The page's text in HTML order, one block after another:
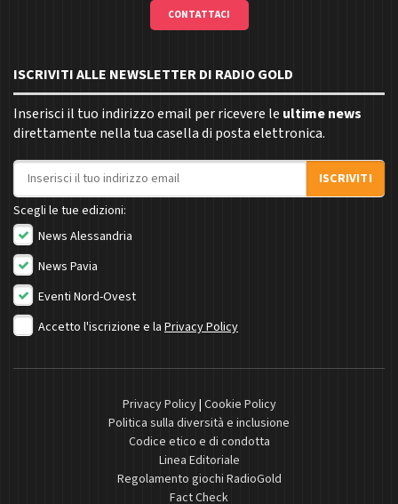
CONTATTACI
ISCRIVITI ALLE NEWSLETTER DI RADIO GOLD
Inserisci il tuo indirizzo email per ricevere le ultime news
direttamente nella tua casella di posta elettronica.
Indirizzo email
ISCRIVITI
Scegli le tue edizioni:
News Alessandria
News Pavia
Eventi Nord-Ovest
Accetto l'iscrizione e la Privacy Policy
Privacy Policy| Cookie Policy
Politica sulla diversità e inclusione
Codice etico e di condotta
Linea Editoriale
Regolamento giochi RadioGold
Fact Check